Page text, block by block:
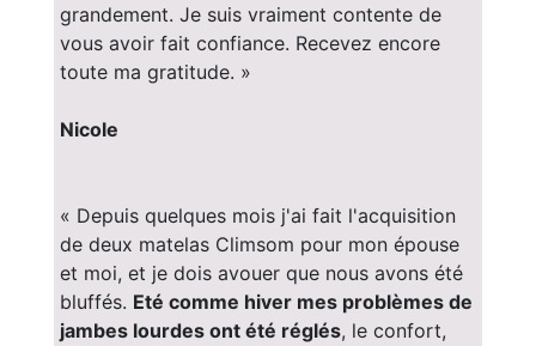
grandement. Je suis vraiment contente de
vous avoir fait confiance. Recevez encore
toute ma gratitude. »
Nicole
« Depuis quelques mois j'ai fait l'acquisition
de deux matelas Climsom pour mon épouse
et moi, et je dois avouer que nous avons été
bluffés. Eté comme hiver mes problèmes de
jambes lourdes ont été réglés, le confort,